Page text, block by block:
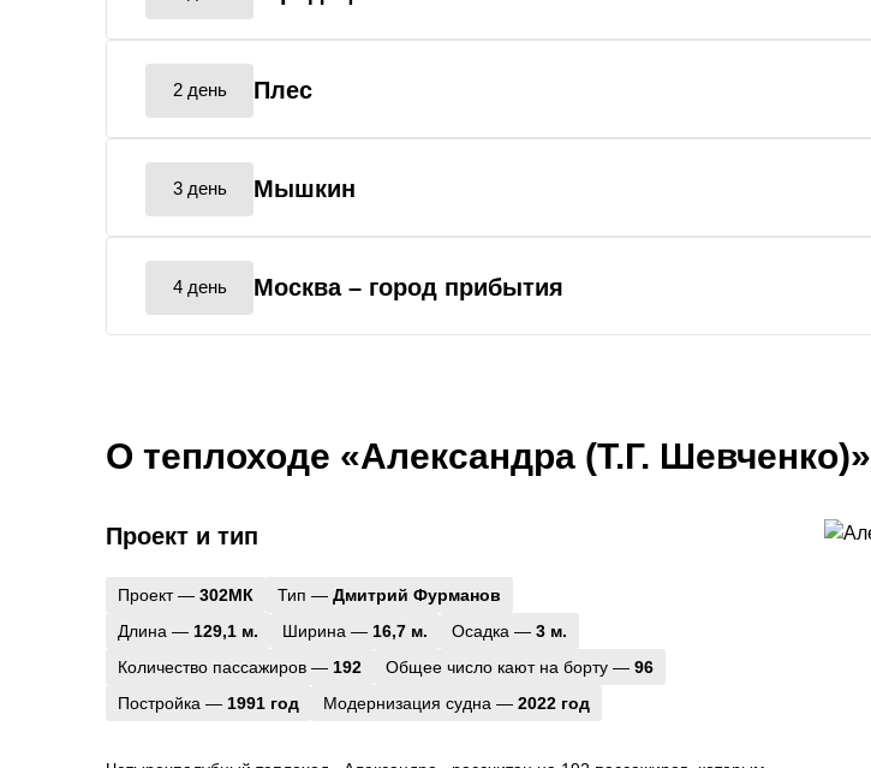
2 день Плес
3 день Мышкин
4 день Москва – город прибытия
О теплоходе «Александра (Т.Г. Шевченко)»
Проект и тип
Проект — 302МК Тип — Дмитрий Фурманов
Длина — 129,1 м. Ширина — 16,7 м. Осадка — 3 м.
Количество пассажиров — 192 Общее число кают на борту — 96
Постройка — 1991 год Модернизация судна — 2022 год